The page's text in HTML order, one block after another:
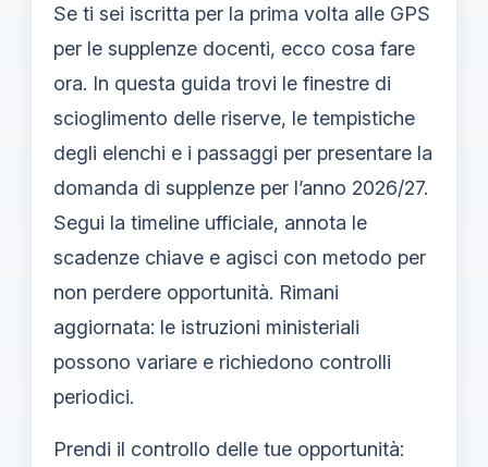
Se ti sei iscritta per la prima volta alle GPS
per le supplenze docenti, ecco cosa fare
ora. In questa guida trovi le finestre di
scioglimento delle riserve, le tempistiche
degli elenchi e i passaggi per presentare la
domanda di supplenze per l’anno 2026/27.
Segui la timeline ufficiale, annota le
scadenze chiave e agisci con metodo per
non perdere opportunità. Rimani
aggiornata: le istruzioni ministeriali
possono variare e richiedono controlli
periodici.
Prendi il controllo delle tue opportunità: